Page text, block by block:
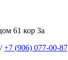
61 кор 3а
/+7 (906) 077-00-87